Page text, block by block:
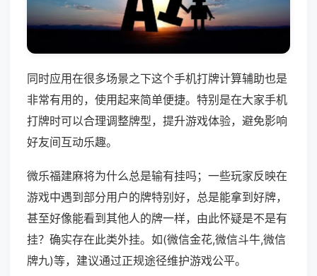
同时应用在很多场景之下这个手机打牌计算辅助也是
非常有用的，使用起来简单便捷。特别是在大家手机
打牌时可以合理调整牌型，提升游戏体验，避免影响
好友间互动乐趣。
微乐福建麻将为什么总是输有挂吗；一些玩家反映在
游戏中遇到部分用户的牌特别好，总是能拿到好牌，
甚至好像能看到其他人的牌一样，由此怀疑是不是有
挂？确实存在此类外挂。如(微信金花,微信斗牛,微信
牌九)等，建议通过正规途径维护游戏公平。